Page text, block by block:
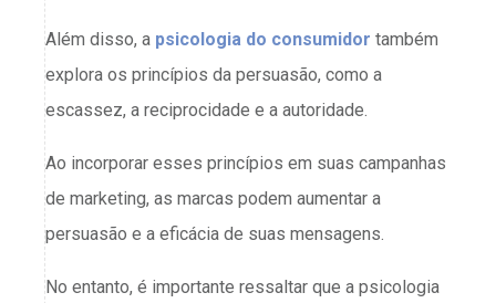
Além disso, a psicologia do consumidor também
explora os princípios da persuasão, como a
escassez, a reciprocidade e a autoridade.
Ao incorporar esses princípios em suas campanhas
de marketing, as marcas podem aumentar a
persuasão e a eficácia de suas mensagens.
No entanto, é importante ressaltar que a psicologia